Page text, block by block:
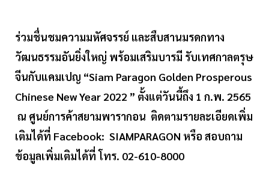
ร่วมชื่นชมความมหัศจรรย์ และสืบสานมรดกทาง
วัฒนธรรมอันยิ่งใหญ่ พร้อมเสริมบารมี รับเทศกาลตรุษ
จีนกับแคมเปญ “Siam Paragon Golden Prosperous
Chinese New Year 2022 ” ตั้งแต่วันนี้ถึง 1 ก.พ. 2565
ณ ศูนย์การค้าสยามพารากอน ติดตามรายละเอียดเพิ่ม
เติมได้ที่ Facebook: SIAMPARAGON หรือ สอบถาม
ข้อมูลเพิ่มเติมได้ที่ โทร. 02-610-8000